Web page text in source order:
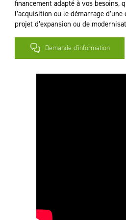
financement adapté à vos besoins,
l’acquisition ou le démarrage
projet d’expansion ou de
Demande d'information